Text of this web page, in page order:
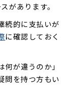
があります。
続的に支払いが
に確認しておく
が違うのか」
問を持つ方もい